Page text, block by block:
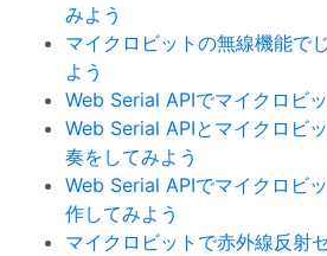
みよう
マイクロビットの無線機能で
よう
Web Serial APIでマイクロビ
Web Serial APIとマイクロビ
奏をしてみよう
Web Serial APIでマイクロビ
作してみよう
マイクロビットで赤外線反射